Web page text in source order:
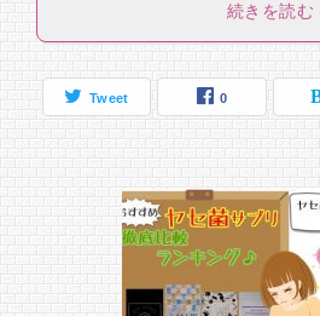
続きを読む
Tweet 0